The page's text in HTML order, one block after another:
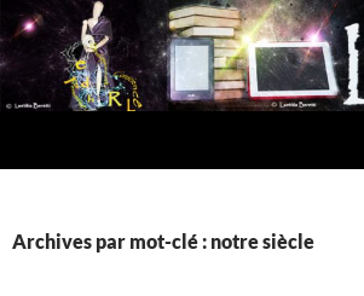
Aller
au
contenu
Archives par mot-clé : notre siècle